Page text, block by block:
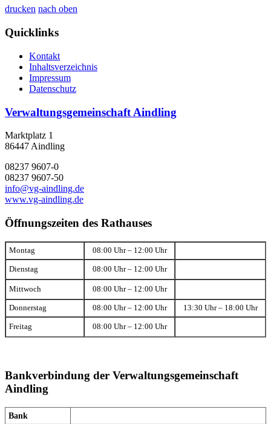
drucken nach oben
Quicklinks
Kontakt
Inhaltsverzeichnis
Impressum
Datenschutz
Verwaltungsgemeinschaft Aindling
Marktplatz 1
86447 Aindling
08237 9607-0
08237 9607-50
info@vg-aindling.de
www.vg-aindling.de
Öffnungszeiten des Rathauses
Montag 08:00 Uhr – 12:00 Uhr
Dienstag 08:00 Uhr – 12:00 Uhr
Mittwoch 08:00 Uhr – 12:00 Uhr
Donnerstag 08:00 Uhr – 12:00 Uhr 13:30 Uhr – 18:00 Uhr
Freitag 08:00 Uhr – 12:00 Uhr
Bankverbindung der Verwaltungsgemeinschaft
Aindling
Bank